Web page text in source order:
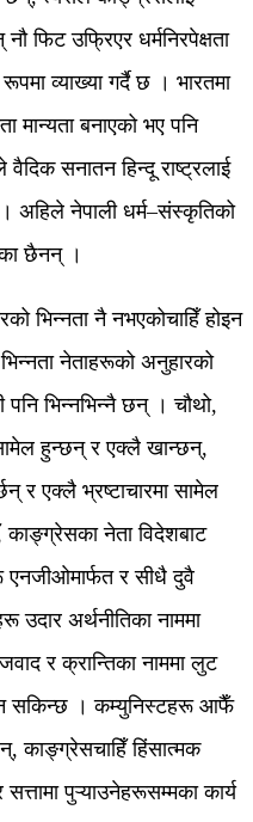
फिट उफ्रिएर धर्मनिरपेक्षता
व्याख्या गर्दै छ । भारतमा
मान्यता बनाएको भए पनि
सनातन हिन्दू राष्ट्रलाई
अहिले नेपाली धर्म–संस्कृतिको
छैनन् ।
भिन्नता नै नभएकोचाहिँ होइन
नेताहरूको अनुहारको
भिन्नभिन्नै छन् । चौथो,
हुन्छन् र एक्लै खान्छन्,
र एक्लै भ्रष्टाचारमा सामेल
काङ्ग्रेसका नेता विदेशबाट
र सीधै दुवै
अर्थनीतिका नाममा
र क्रान्तिका नाममा लुट
सकिन्छ । कम्युनिस्टहरू आफैँ
काङ्ग्रेसचाहिँ हिंसात्मक
पुऱ्याउनेहरूसम्मका कार्य